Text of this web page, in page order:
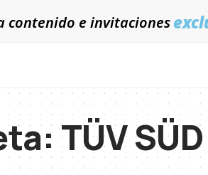
contenido e invitaciones
TÜV SÜD